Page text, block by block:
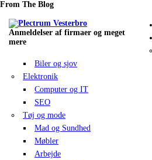
From The Blog
Anmeldelser af firmaer og meget
mere
Biler og sjov
Elektronik
Computer og IT
SEO
Tøj og mode
Mad og Sundhed
Møbler
Arbejde